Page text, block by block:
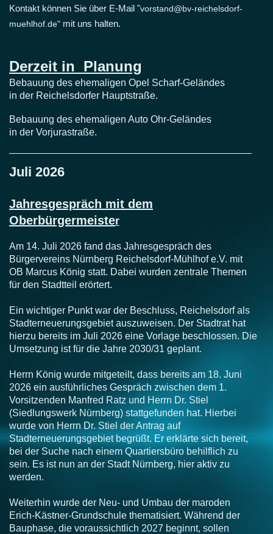
Kontakt können Sie über E-Mail "vorstand@bv-reichelsdorf-
muehlhof.de" mit uns halten.
Derzeit in Planung
Bebauung des ehemaligen Opel Scharf-Geländes
in der Reichelsdorfer Hauptstraße.
Bebauung des ehemaligen Auto Ohr-Geländes
in der Vorjurastraße.
Juli 2026
Jahresgespräch mit dem
Oberbürgermeister
Am 14. Juli 2026 fand das Jahresgespräch des
Bürgervereins Nürnberg Reichelsdorf-Mühlhof e.V. mit
OB Marcus König statt. Dabei wurden zentrale Themen
für den Stadtteil erörtert.
Ein wichtiger Punkt war der Beschluss, Reichelsdorf als
Stadterneuerungsgebiet auszuweisen. Der Stadtrat hat
hierzu bereits im Juli 2026 eine Vorlage beschlossen. Die
Umsetzung ist für die Jahre 2030/31 geplant.
Herrn König wurde mitgeteilt, dass bereits am 18. Juni
2026 ein ausführliches Gespräch zwischen dem 1.
Vorsitzenden Manfred Ratz und Herrn Dr. Stiel
(Siedlungswerk Nürnberg) stattgefunden hat. Hierbei
wurde von Herrn Dr. Stiel der Antrag auf
Stadterneuerungsgebiet begrüßt. Er erklärte sich bereit,
bei der Suche nach einem Quartiersbüro behilflich zu
sein. Es ist nun an der Stadt Nürnberg, hier aktiv zu
werden.
Weiterhin wurde der Neu- und Umbau der maroden
Erich-Kästner-Grundschule thematisiert. Während der
Bauphase, die voraussichtlich 2027 beginnt, sollen